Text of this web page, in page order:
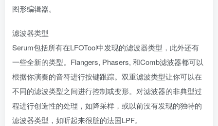
图形编辑器。
滤波器类型
Serum包括所有在LFOTool中发现的滤波器类型，此外还有
一些全新的类型。Flangers, Phasers, 和Comb滤波器都可以
根据你演奏的音符进行按键跟踪。双重滤波类型让你可以在
不同的滤波类型之间进行控制或变形。对滤波器的非典型过
程进行创造性的处理，如降采样，或以前没有发现的独特的
滤波器类型，如听起来很脏的法国LPF。